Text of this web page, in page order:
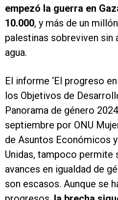
empezó la guerra en
10.000, y más de un
palestinas sobreviven sin
agua.
El informe ‘El progreso
los Objetivos de
Panorama de género
septiembre por ONU
de Asuntos Económicos
Unidas, tampoco permite
avances en igualdad de
son escasos. Aunque se